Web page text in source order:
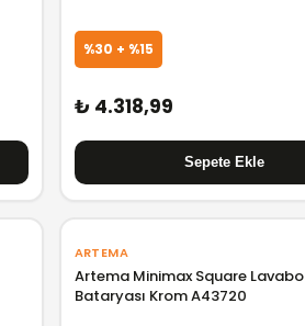
%30 + %15
₺ 4.318,99
ARTEMA
Artema Minimax Square Lavabo
Bataryası Krom A43720